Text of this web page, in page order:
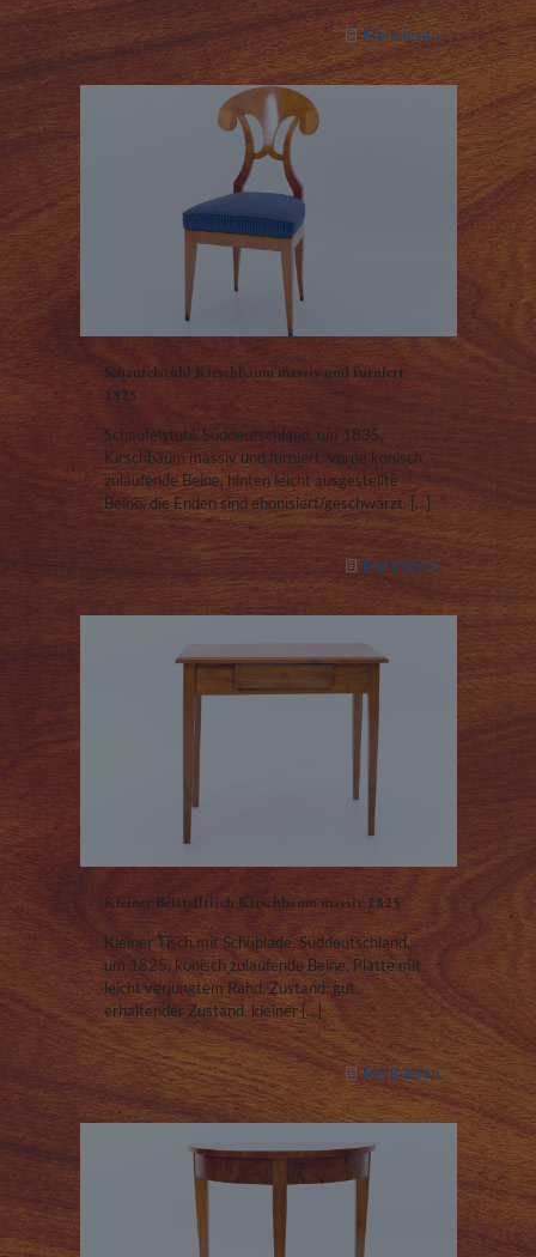
Mehr lesen
Schaufelstuhl Kirschbaum massiv und furniert
1825
Schaufelstuhl, Süddeutschland, um 1835,
Kirschbaum massiv und furniert, vorne konisch
zulaufende Beine, hinten leicht ausgestellte
Beine, die Enden sind ebonisiert/geschwärzt. […]
Mehr lesen
Kleiner Beistelltisch Kirschbaum massiv 1825
Kleiner Tisch mit Schublade, Süddeutschland,
um 1825, konisch zulaufende Beine, Platte mit
leicht verjüngtem Rand. Zustand: gut
erhaltender Zustand, kleiner[…]
Mehr lesen